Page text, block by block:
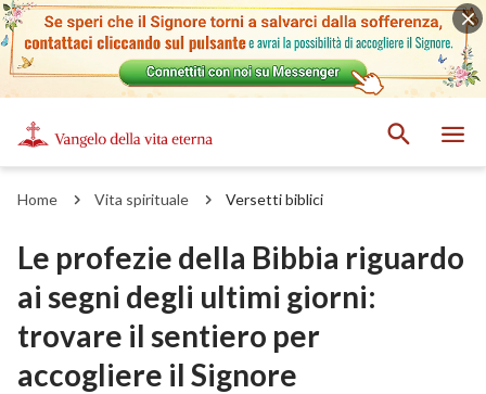
Home Vita spirituale Versetti biblici
Le profezie della Bibbia riguardo
ai segni degli ultimi giorni:
trovare il sentiero per
accogliere il Signore